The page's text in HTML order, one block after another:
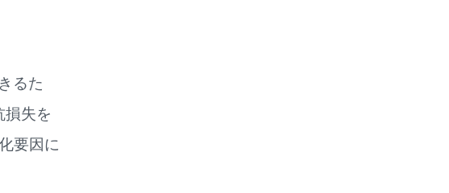
るた
損失を
要因に